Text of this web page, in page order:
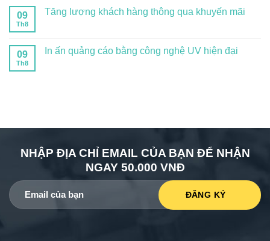
09
Th8
Tăng lượng khách hàng thông qua khuyến mãi
09
Th8
In ấn quảng cáo bằng công nghệ UV hiện đại
NHẬP ĐỊA CHỈ EMAIL CỦA BẠN ĐỂ NHẬN
NGAY 50.000 VNĐ